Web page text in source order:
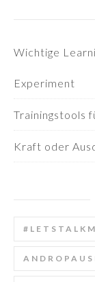
Wichtige
Experiment
Trainingstools
Kraft oder